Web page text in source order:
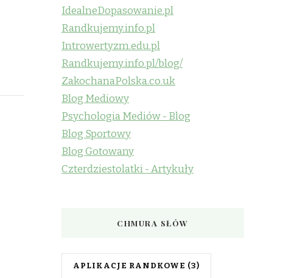
IdealneDopasowanie.pl
Randkujemy.info.pl
Introwertyzm.edu.pl
Randkujemy.info.pl/blog/
ZakochanaPolska.co.uk
Blog Mediowy
Psychologia Mediów - Blog
Blog Sportowy
Blog Gotowany
Czterdziestolatki - Artykuły
CHMURA SŁÓW
APLIKACJE RANDKOWE (3)